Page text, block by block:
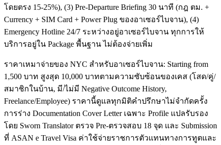
โดยตรง 15-25%), (3) Pre-Departure Briefing 30 นาที (กฎ ตม. +
Currency + SIM Card + Power Plug ของอาเซอร์ไบจาน), (4)
Emergency Hotline 24/7 ระหว่างอยู่อาเซอร์ไบจาน ทุกการให้
บริการอยู่ใน Package พื้นฐาน ไม่ต้องจ่ายเพิ่ม
ราคาเหมาจ่ายของ NYC สำหรับอาเซอร์ไบจาน: Starting from
1,500 บาท สูงสุด 10,000 บาทตามความซับซ้อนของเคส (โสด/คู่/
สมาชิกในบ้าน, มี/ไม่มี Negative Outcome History,
Freelance/Employee) ราคานี้ดูแลทุกมิติคำปรึกษาไม่จำกัดครั้ง
การร่าง Documentation Cover Letter เฉพาะ Profile แปลรับรอง
โดย Sworn Translator ตรวจ Pre-ตรวจสอบ 18 จุด และ Submission
ที่ ASAN e Travel Visa ค่าใช้จ่ายราชการตัวแทนทางการทูตและ